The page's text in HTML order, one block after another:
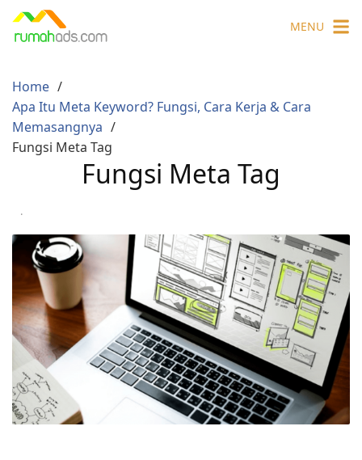
Skip
MENU
Home
Apa Itu Meta Keyword? Fungsi, Cara Kerja & Cara
Memasangnya
Fungsi Meta Tag
Fungsi Meta Tag
·